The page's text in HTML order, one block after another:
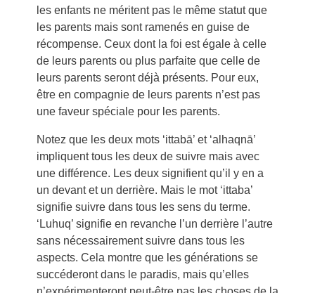
les enfants ne méritent pas le même statut que
les parents mais sont ramenés en guise de
récompense. Ceux dont la foi est égale à celle
de leurs parents ou plus parfaite que celle de
leurs parents seront déjà présents. Pour eux,
être en compagnie de leurs parents n’est pas
une faveur spéciale pour les parents.
Notez que les deux mots ‘ittabā’ et ‘alhaqnā’
impliquent tous les deux de suivre mais avec
une différence. Les deux signifient qu’il y en a
un devant et un derrière. Mais le mot ‘ittaba’
signifie suivre dans tous les sens du terme.
‘Luhuq’ signifie en revanche l’un derrière l’autre
sans nécessairement suivre dans tous les
aspects. Cela montre que les générations se
succéderont dans le paradis, mais qu’elles